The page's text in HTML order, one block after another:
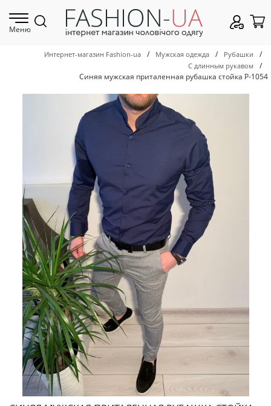
Меню
Интернет-магазин Fashion-ua / Мужская одежда / Рубашки /
С длинным рукавом
/
Синяя мужская приталенная рубашка стойка Р-1054